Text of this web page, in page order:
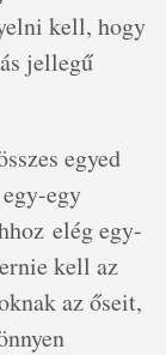
kell, hogy
jellegű
egyed
egy
elég egy-
kell az
az őseit,